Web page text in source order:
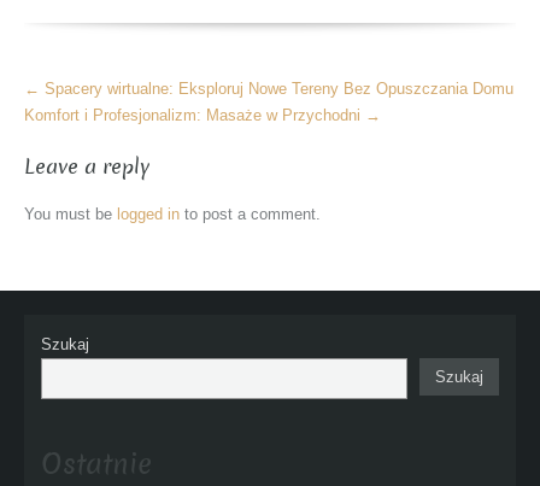
More
Articles
← Spacery wirtualne: Eksploruj Nowe Tereny Bez Opuszczania Domu
Komfort i Profesjonalizm: Masaże w Przychodni →
Leave a reply
You must be logged in to post a comment.
Szukaj
Szukaj
Ostatnie